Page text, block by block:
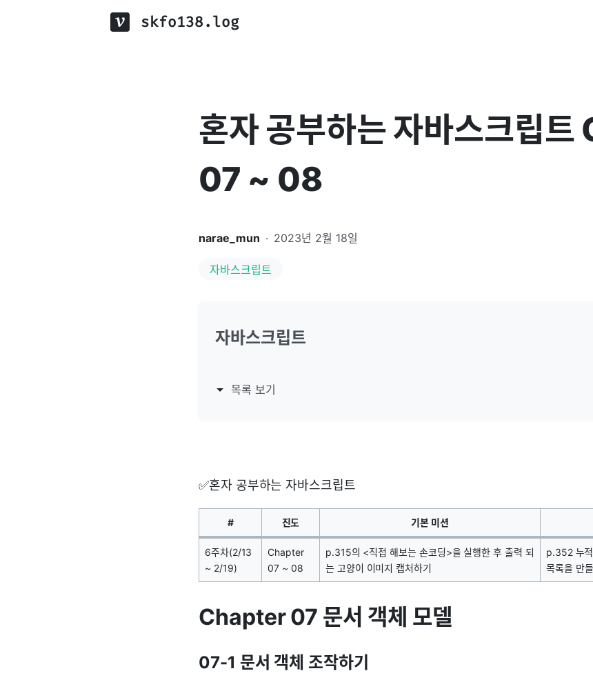
skfo138.log
혼자 공부하는 자바스크립
07 ~ 08
narae_mun · 2023년 2월 18일
자바스크립트
자바스크립트
목록 보기
✅혼자 공부하는 자바스크립트
# 진도 기본 미션
6주차(2/13
~ 2/19)
Chapter
07 ~ 08
p.315의 <직접 해보는 손코딩>을 실행한 후 출력 되
는 고양이 이미지 캡처하기
p.352 누
목록을 만
Chapter 07 문서 객체 모델
07-1 문서 객체 조작하기